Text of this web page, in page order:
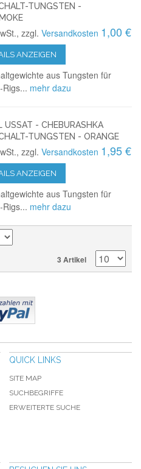
TUNGSTEN -
zzgl.Versandkosten 1,00 €
ANZEIGEN
aus Tungsten für
Rigs... mehr dazu
USSAT - CHEBURASHKA
TUNGSTEN - ORANGE
zzgl.Versandkosten 1,95 €
ANZEIGEN
aus Tungsten für
Rigs... mehr dazu
3 Artikel
QUICK LINKS
SITE MAP
SUCHBEGRIFFE
ERWEITERTE SUCHE